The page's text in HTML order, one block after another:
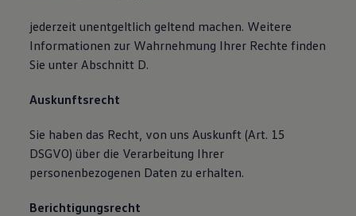
jederzeit unentgeltlich geltend machen. Weitere
Informationen zur Wahrnehmung Ihrer Rechte finden
Sie unter Abschnitt D.
Auskunftsrecht
Sie haben das Recht, von uns Auskunft (Art. 15
DSGVO) über die Verarbeitung Ihrer
personenbezogenen Daten zu erhalten.
Berichtigungsrecht